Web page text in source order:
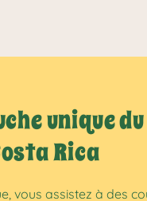
unique du
Rica
vous assistez à des